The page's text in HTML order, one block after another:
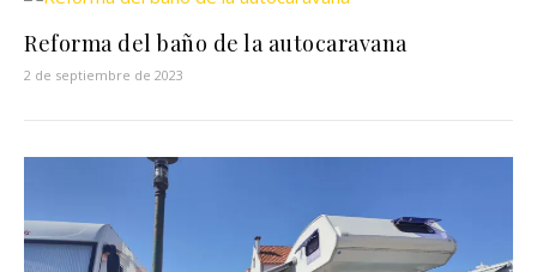
Reforma del baño de la autocaravana
2 de septiembre de 2023